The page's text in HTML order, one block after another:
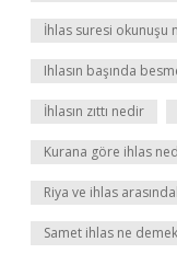
İhlas suresi okunuşu
Ihlasın başında
İhlasın zıttı nedir
Kurana göre ihlas
Riya ve ihlas
Samet ihlas ne